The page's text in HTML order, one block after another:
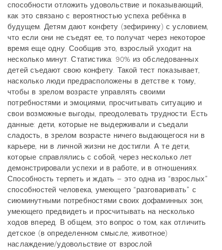
способности отложить удовольствие и показывающий,
как это связано с вероятностью успеха ребёнка в
будущем. Детям дают конфету (зефиринку) с условием,
что если они не съедят ее, то получат через некоторое
время еще одну. Сообщив это, взрослый уходит на
несколько минут. Статистика: 90% из обследованных
детей съедают свою конфету. Такой тест показывает,
насколько люди предрасположены в детстве к тому,
чтобы в зрелом возрасте управлять своими
потребностями и эмоциями, просчитывать ситуацию и
свои возможные выгоды, преодолевать трудности. Есть
данные: дети, которые не выдерживали и съедали
сладость, в зрелом возрасте ничего выдающегося ни в
карьере, ни в личной жизни не достигли. А те дети,
которые справлялись с собой, через несколько лет
демонстрировали успехи и в работе, и в отношениях.
Способность терпеть и ждать – это одна из “взрослых”
способностей человека, умеющего “разговаривать” с
сиюминутными потребностями своих дофаминных зон,
умеющего предвидеть и просчитывать на несколько
ходов вперед. В общем, это вопрос о том, как отличить
детское (в определенном смысле, животное)
наслаждение/удовольствие от взрослой